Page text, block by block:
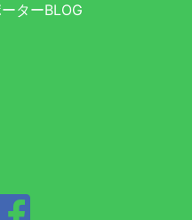
ターBLOG